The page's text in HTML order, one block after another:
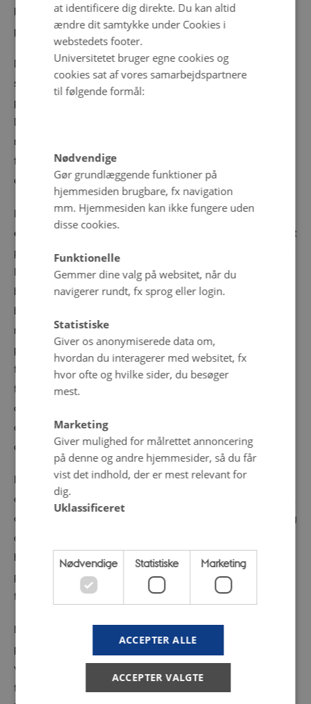
køber økologisk, er betinget af eksempelvis
prisreduktioner.
Da markedspenetrationeni privat foodservice er lav
sammenlignet med offentlig foodservice, bør
penetrationen i førstnævnte kunne øges betydeligt.
Dette er dog delvist betinget af hotel- og
restaurantkædernes interesse i at opnå og avancere i
forhold til de økologiske spisemærker (bronze, sølv og
guld).
I forhold tilmarkedsudviklingvurderer forfatterne, at
eksport af økologiske fødevarer kan udgøre et betydeligt
potentiale, der dog også rummer en række udfordringer.
I forhold til opdyrkelsen af nye eksportmarkeder er det
bemærkelsesværdigt, at Danmark, som er kendt for sin
betydelige eksport af fødevarer, altid har været
nettoimportør af økologiske fødevarer. I den forbindelse
pointeres det, at den relativt store import er en
forudsætning for at udbrede økologien til at omfatte
føde- og drikkevarer, der ikke eller kun i begrænset
omfang produceres i Danmark - og at det i et vist
omfang er sådanne produkttyper, fx bananer, der har
opnået de højeste økologiske markedsandele.
I forhold til hvordan økologien kan udvikles i forhold til
den plantebaserede omstilling, understreger fordatterne,
at det er vigtigt ikke at negligere den rolle, som privat og
offentlig foodservice spiller. Nye trends i
husholdningernes fødevareforbrug, fra udbredelsen af
pizza til ny nordisk mad, er således ofte opstået som
foodservice initiativer.
Når det gælder klima-dimensionen og den
plantebaserede omstilling anføres det, at det er
væsentligt at erindre den betydning, som animalske
fødevarer har for den samlede økologiske omsætning.
at identificere dig direkte. Du kan altid
ændre dit samtykke under Cookies i
webstedets footer.
Universitetet bruger egne cookies og
cookies sat af vores samarbejdspartnere
til følgende formål:
Nødvendige
Gør grundlæggende funktioner på
hjemmesiden brugbare, fx navigation
mm. Hjemmesiden kan ikke fungere uden
disse cookies.
Funktionelle
Gemmer dine valg på websitet, når du
navigerer rundt, fx sprog eller login.
Statistiske
Giver os anonymiserede data om,
hvordan du interagerer med websitet, fx
hvor ofte og hvilke sider, du besøger
mest.
Marketing
Giver mulighed for målrettet annoncering
på denne og andre hjemmesider, så du får
vist det indhold, der er mest relevant for
dig.
Uklassificeret
Nødvendige Statistiske Marketing
ACCEPTER ALLE
ACCEPTER VALGTE